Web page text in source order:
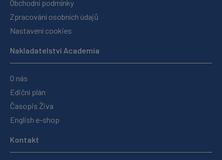
Obchodní podmínky
Zpracování osobních údajů
Nastavení cookies
Nakladatelství Academia
O nás
Ediční plán
Časopis Živa
English e-shop
Kontakt